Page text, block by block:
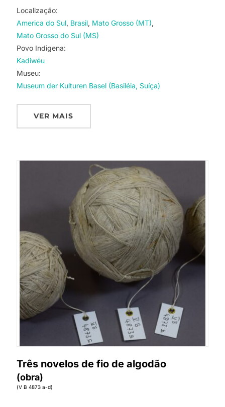
Localização:
America do Sul Brasil Mato Grosso (MT)
Mato Grosso do Sul (MS)
Povo Indigena:
Kadiwéu
Museu:
Museum der Kulturen Basel (Basiléia, Suíça)
VER MAIS
Três novelos de fio de algodão
(obra)
(V B 4873 a-d)